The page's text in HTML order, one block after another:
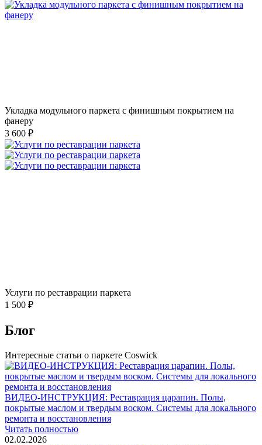
Укладка модульного паркета с финишным покрытием на
фанеру
3 600 ₽
Услуги по реставрации паркета
1 500 ₽
Блог
Интересные статьи о паркете Coswick
ВИДЕО-ИНСТРУКЦИЯ: Реставрация царапин. Полы,
покрытые маслом и твердым воском. Системы для локального
ремонта и восстановления
Читать полностью
02.02.2026